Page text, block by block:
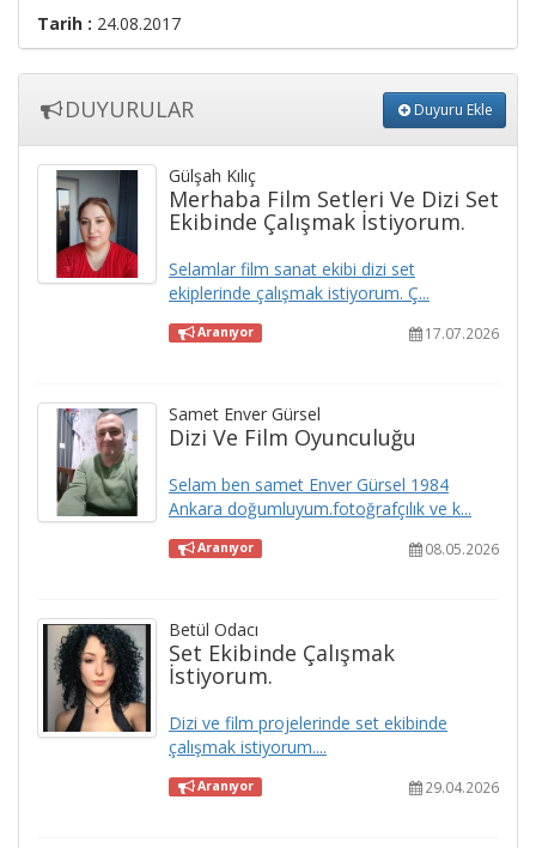
Tarih : 24.08.2017
DUYURULAR Duyuru Ekle
Gülşah Kılıç
Merhaba Film Setleri Ve Dizi Set
Ekibinde Çalışmak İstiyorum.
Selamlar film sanat ekibi dizi set
ekiplerinde çalışmak istiyorum. Ç...
Aranıyor 17.07.2026
Samet Enver Gürsel
Dizi Ve Film Oyunculuğu
Selam ben samet Enver Gürsel 1984
Ankara doğumluyum.fotoğrafçılık ve k...
Aranıyor 08.05.2026
Betül Odacı
Set Ekibinde Çalışmak
İstiyorum.
Dizi ve film projelerinde set ekibinde
çalışmak istiyorum....
Aranıyor 29.04.2026